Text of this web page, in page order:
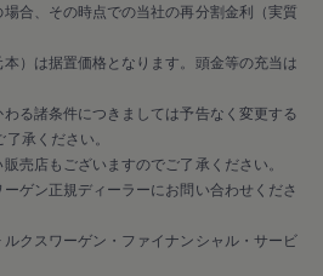
スター
合、その時点での当社の再分割金利（実質
）は据置価格となります。頭金等の充当は
る諸条件につきましては予告なく変更する
承ください。
売店もございますのでご了承ください。
ゲン正規ディーラーにお問い合わせくださ
クスワーゲン・ファイナンシャル・サービ